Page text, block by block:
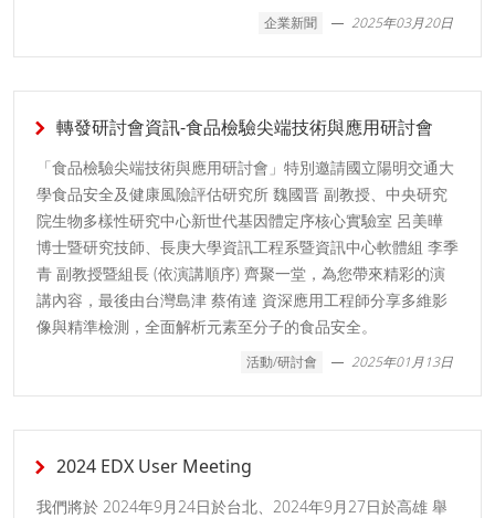
企業新聞 2025年03月20日
轉發研討會資訊-食品檢驗尖端技術與應用研討會
「食品檢驗尖端技術與應用研討會」特別邀請國立陽明交通大
學食品安全及健康風險評估研究所 魏國晋 副教授、中央研究
院生物多樣性研究中心新世代基因體定序核心實驗室 呂美曄
博士暨研究技師、長庚大學資訊工程系暨資訊中心軟體組 李季
青 副教授暨組長 (依演講順序) 齊聚一堂，為您帶來精彩的演
講內容，最後由台灣島津 蔡侑達 資深應用工程師分享多維影
像與精準檢測，全面解析元素至分子的食品安全。
活動/研討會 2025年01月13日
2024 EDX User Meeting
我們將於 2024年9月24日於台北、2024年9月27日於高雄 舉